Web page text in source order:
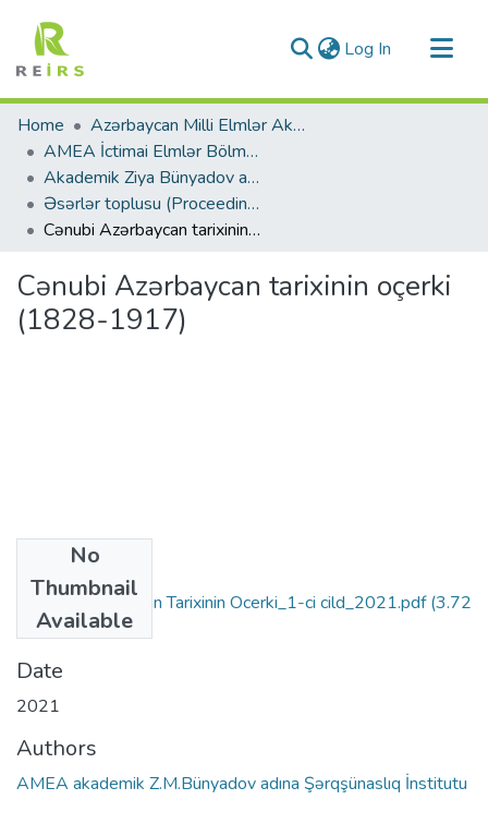
Log In (current)
Communities & Collections
All of DSpace
Statistics
Home
Azərbaycan Milli Elmlər Akademiyası
AMEA İctimai Elmlər Bölməsi
Akademik Ziya Bünyadov adına Şərqşünaslıq İnstitutu
Əsərlər toplusu (Proceedings)
Cənubi Azərbaycan tarixinin oçerki (1828-1917)
Cənubi Azərbaycan tarixinin oçerki
(1828-1917)
No
Thumbnail
Available
Cenubi-Azerbaycan Tarixinin Ocerki_1-ci cild_2021.pdf(3.72
MB)
Date
2021
Authors
AMEA akademik Z.M.Bünyadov adına Şərqşünaslıq İnstitutu